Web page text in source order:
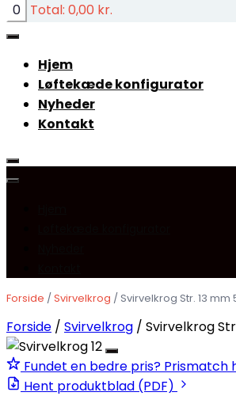
0 Total: 0,00 kr.
Hjem
Løftekæde konfigurator
Nyheder
Kontakt
Forside /Svirvelkrog / Svirvelkrog Str. 13 mm
Forside / Svirvelkrog / Svirvelkrog
Fundet en bedre pris? Prismatch
Hent produktblad (PDF)